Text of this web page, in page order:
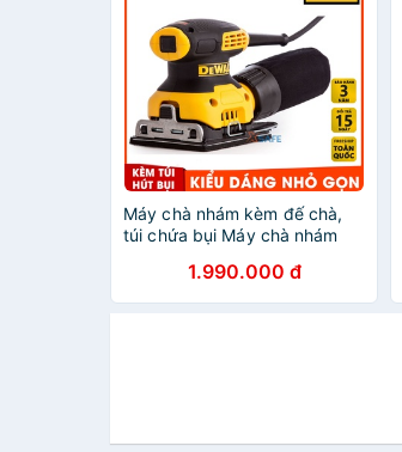
Máy chà nhám kèm đế chà,
túi chứa bụi Máy chà nhám
cơ chế tự động hút bụi, vỏ
máy cách điện
1.990.000 đ